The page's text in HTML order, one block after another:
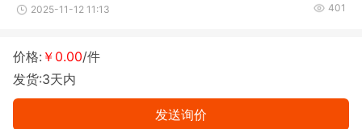
2025-11-12 11:13 401
价格: ￥0.00/件
发货:3天内
发送询价